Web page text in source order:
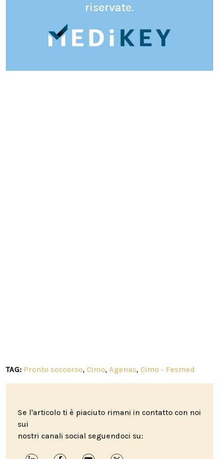
riservate.
TAG: Pronto soccorso, Cimo, Agenas, Cimo - Fesmed
Se l'articolo ti è piaciuto rimani in contatto con noi
sui
nostri canali social seguendoci su: